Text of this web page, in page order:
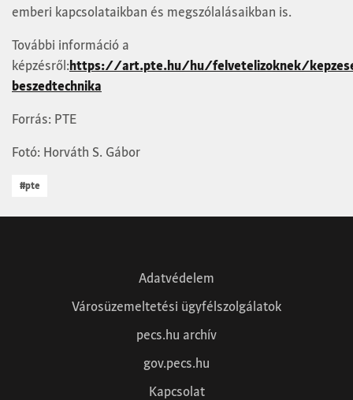
emberi kapcsolataikban és megszólalásaikban is.
További információ a
képzésről:https://art.pte.hu/hu/felvetelizoknek/
beszedtechnika
Forrás: PTE
Fotó: Horváth S. Gábor
#pte
Adatvédelem
Városüzemeltetési ügyfélszolgálatok
pecs.hu archív
gov.pecs.hu
Kapcsolat